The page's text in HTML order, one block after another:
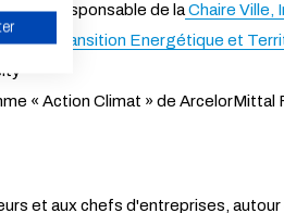
et responsable de laChaire Ville,
Transition Energétique et
« Action Climat » de ArcelorMittal
et aux chefs d'entreprises,